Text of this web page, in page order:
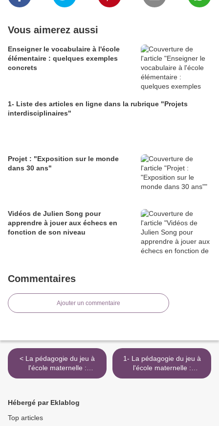
Vous aimerez aussi
Enseigner le vocabulaire à l'école
élémentaire : quelques exemples
concrets
1- Liste des articles en ligne dans la rubrique "Projets
interdisciplinaires"
Projet : "Exposition sur le monde
dans 30 ans"
Vidéos de Julien Song pour
apprendre à jouer aux échecs en
fonction de son niveau
Commentaires
Ajouter un commentaire
< La pédagogie du jeu à
l'école maternelle :
formation du lundi 9 mai
1- La pédagogie du jeu à
l'école maternelle :
formation du lundi 9 mai >
Hébergé par Eklablog
Top articles